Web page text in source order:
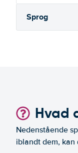
Sprog
Hvad
Nedenstående
iblandt dem, kan